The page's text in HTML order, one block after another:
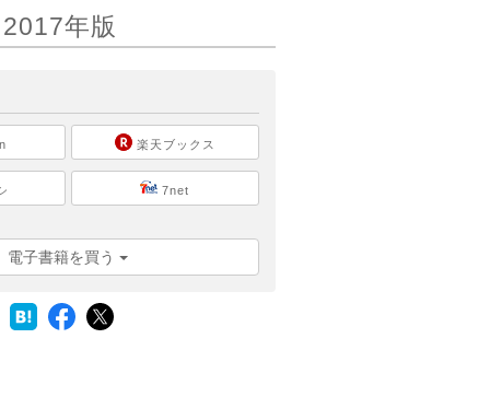
年版
楽天ブックス
7net
電子書籍を買う